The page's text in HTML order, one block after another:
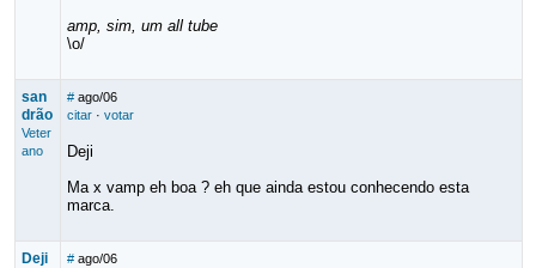
amp, sim, um all tube
\o/
san
drão
Veter
ano
# ago/06
citar· votar
Deji
Ma x vamp eh boa ? eh que ainda estou conhecendo esta
marca.
Deji # ago/06